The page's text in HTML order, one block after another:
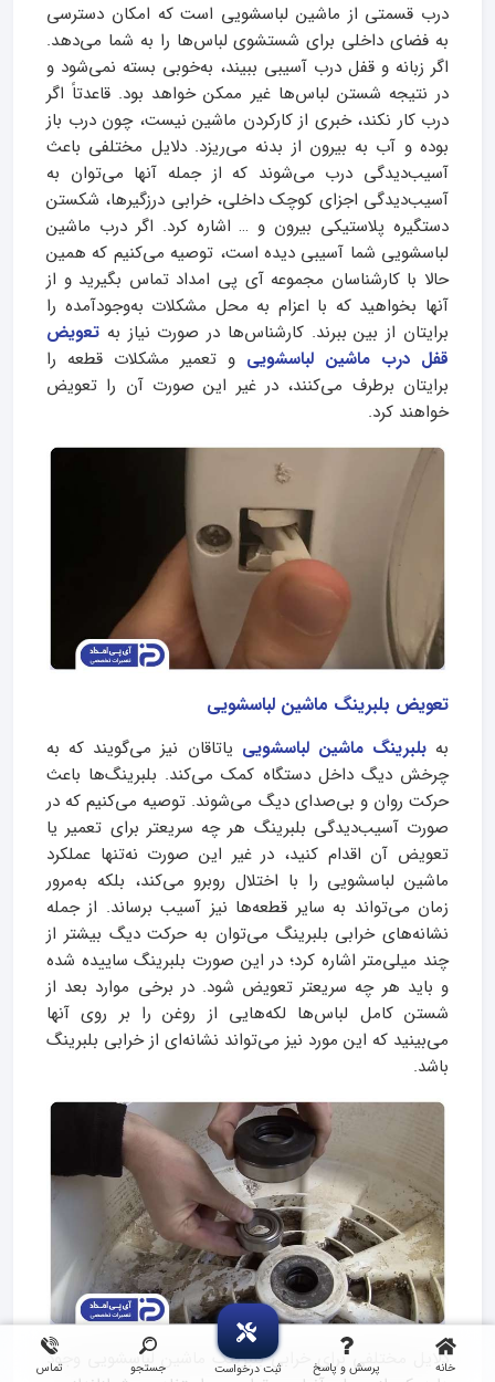
خانه پرسش و پاسخ ثبت درخواست جستجو تماس
درب قسمتی از ماشین لباسشویی است که امکان دسترسی
به فضای داخلی برای شستشوی لباس‌ها را به شما می‌دهد.
اگر زبانه و قفل درب آسیبی ببیند، به‌خوبی بسته نمی‌شود و
در نتیجه شستن لباس‌ها غیر ممکن خواهد بود. قاعدتاً اگر
درب کار نکند، خبری از کار‌کردن ماشین نیست، چون درب باز
بوده و آب به بیرون از بدنه می‌ریزد. دلایل مختلفی باعث
آسیب‌دیدگی درب می‌شوند که از جمله آنها می‌توان به
آسیب‌دیدگی اجزای کوچک داخلی، خرابی درزگیر‌ها، شکستن
دستگیره پلاستیکی بیرون و … اشاره کرد. اگر درب ماشین
لباسشویی شما آسیبی دیده است، توصیه می‌کنیم که همین
حالا با کارشناسان مجموعه آی پی امداد تماس بگیرید و از
آنها بخواهید که با اعزام به محل مشکلات به‌وجودآمده را
برایتان از بین ببرند. کارشناس‌ها در صورت نیاز به تعویض
قفل درب ماشین لباسشویی و تعمیر مشکلات قطعه را
برایتان برطرف می‌کنند، در غیر این صورت آن را تعویض
خواهند کرد.
تعویض بلبرینگ ماشین لباسشویی
بهبلبرینگ ماشین لباسشویی یاتاقان نیز می‌گویند که به
چرخش دیگ داخل دستگاه کمک می‌کند. بلبرینگ‌ها باعث
حرکت روان و بی‌صدای دیگ می‌شوند. توصیه می‌کنیم که در
صورت آسیب‌دیدگی بلبرینگ هر چه سریعتر برای تعمیر یا
تعویض آن اقدام کنید، در غیر این صورت نه‌تنها عملکرد
ماشین لباسشویی را با اختلال روبرو می‌کند، بلکه به‌مرور
زمان می‌تواند به سایر قطعه‌ها نیز آسیب برساند. از جمله
نشانه‌های خرابی بلبرینگ می‌توان به حرکت دیگ بیشتر از
چند میلی‌متر اشاره کرد؛ در این صورت بلبرینگ ساییده‌ شده
و باید هر چه سریعتر تعویض شود. در برخی موارد بعد از
شستن کامل لباس‌ها لکه‌هایی از روغن را بر روی آنها
می‌بینید که این مورد نیز می‌تواند نشانه‌ای از خرابی بلبرینگ
باشد.
دلایل مختلفی برای خرابی بلبرینگ ماشین لباسشویی وجود